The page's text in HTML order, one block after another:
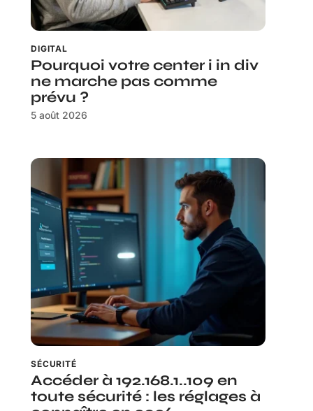
DIGITAL
Pourquoi votre center i in div
ne marche pas comme
prévu ?
5 août 2026
SÉCURITÉ
Accéder à 192.168.1..109 en
toute sécurité : les réglages à